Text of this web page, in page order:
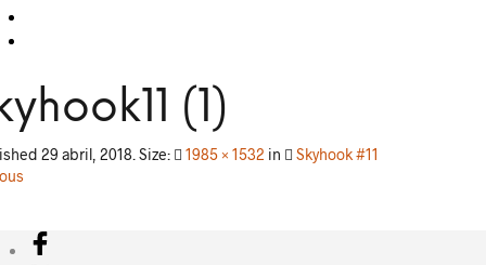
(1)
29 abril, 2018 . Size: 1985 × 1532 in
Skyhook #11